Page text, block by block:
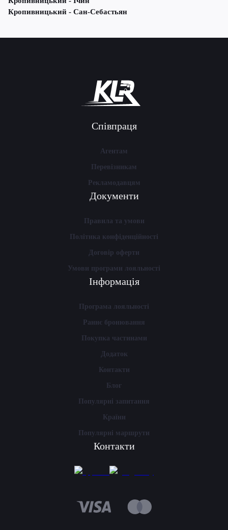
Кропивницький - Сан-Себастьян
Співпраця
Агентам
Перевізникам
Рекламодавцям
Документи
Правила та умови
Політика конфіденційності
Договір оферти
Умови програми лояльності
Інформація
Програма лояльності
Раннє бронювання
Покупка частинами
Додаток
Контакти
Блог
Популярні запитання
Країни
Популярні маршрути
Контакти